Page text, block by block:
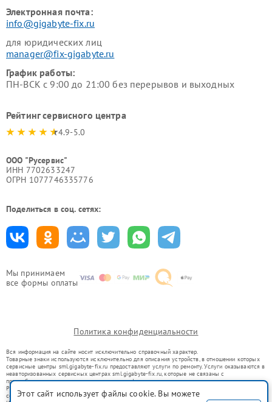
Мы принимаем
все формы оплаты
Электронная почта:
info@gigabyte-fix.ru
для юридических лиц
manager@fix-gigabyte.ru
График работы:
ПН-ВСК с 9:00 до 21:00 без перерывов и выходных
Рейтинг сервисного центра
4.9-5.0
ООО "Русервис"
ИНН 7702633247
ОГРН 1077746335776
Поделиться в соц. сетях:
Политика конфиденциальности
Вся информация на сайте носит исключительно справочный характер.
Товарные знаки используются исключительно для описания устройств, в отношении которых
сервисные центры sml.gigabyte-fix.ru предоставляют услуги по ремонту. Услуги оказываются в
неавторизованных сервисных центрах sml.gigabyte-fix.ru, которые не связаны с
правообладателями товарных знаков или их официальными представителями.
Ремонт осуществляется для устройств, уже введенных в гражданский оборот в соответствии
со статьей 1487 ГК РФ.
Этот сайт использует файлы cookie. Вы можете